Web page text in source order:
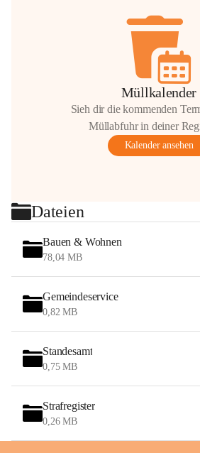
Müllkalender
Sieh dir die kommenden
Müllabfuhr in deiner
Kalender ansehen
Dateien
Bauen & Wohnen
78,04 MB
Gemeindeservice
0,82 MB
Standesamt
0,75 MB
Strafregister
0,26 MB